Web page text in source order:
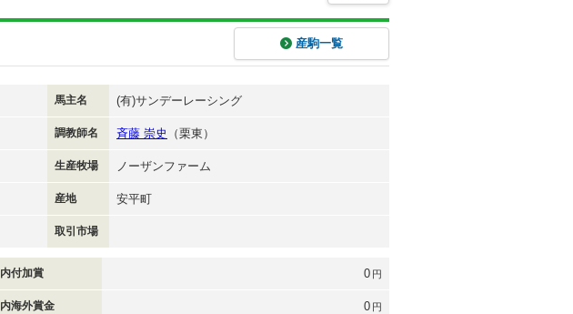
産駒一覧
馬主名 (有)サンデーレーシング
調教師名 斉藤 崇史 （栗東）
生産牧場 ノーザンファーム
産地 安平町
取引市場
内付加賞 0 円
内海外賞金 0 円